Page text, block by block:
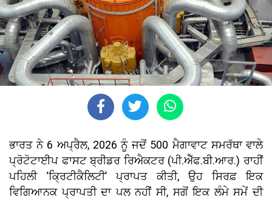
ਭਾਰਤ ਨੇ 6 ਅਪ੍ਰੈਲ, 2026 ਨੂੰ ਜਦੋਂ 500 ਮੈਗਾਵਾਟ ਸਮਰੱਥਾ ਵਾਲੇ
ਪ੍ਰੋਟੋਟਾਈਪ ਫਾਸਟ ਬ੍ਰੀਡਰ ਰਿਐਕਟਰ (ਪੀ.ਐੱਫ.ਬੀ.ਆਰ.) ਰਾਹੀਂ
ਪਹਿਲੀ ‘ਕ੍ਰਿਟੀਕੈਲਿਟੀ’ ਪ੍ਰਾਪਤ ਕੀਤੀ, ਉਹ ਸਿਰਫ਼ ਇਕ
ਵਿਗਿਆਨਕ ਪ੍ਰਾਪਤੀ ਦਾ ਪਲ ਨਹੀਂ ਸੀ, ਸਗੋਂ ਇਕ ਲੰਮੇ ਸਮੇਂ ਦੀ